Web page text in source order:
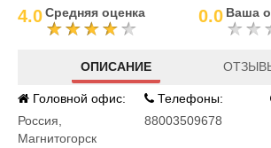
4.0Средняя оценка 0.0 Ваша
ОПИСАНИЕ
Головной офис:
Россия
Магнитогорск
Телефоны:
88003509678